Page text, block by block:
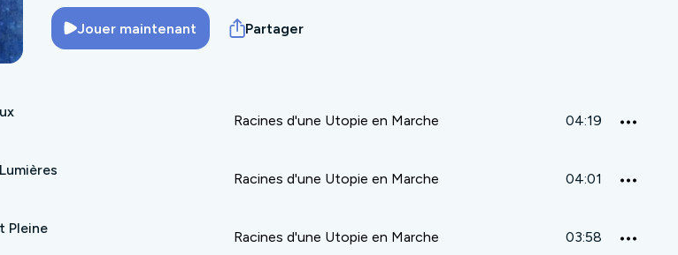
Jouer maintenant Partager
Racines d'une Utopie en Marche 04:19
Racines d'une Utopie en Marche 04:01
Pleine
Racines d'une Utopie en Marche 03:58